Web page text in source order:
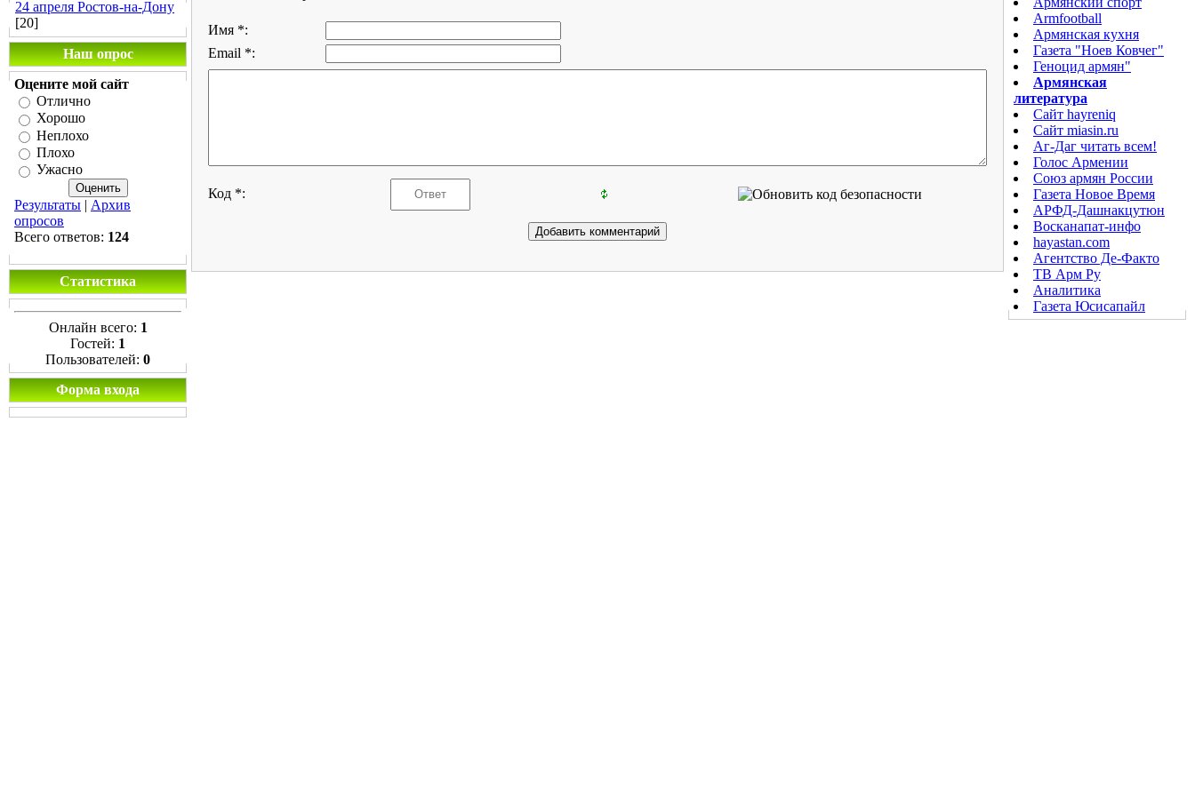
24 апреля Ростов-на-Дону
[20]
Наш опрос
Оцените мой сайт
Отлично
Хорошо
Неплохо
Плохо
Ужасно
Результаты | Архив
опросов
Всего ответов: 124
Статистика
Онлайн всего: 1
Гостей: 1
Пользователей: 0
Форма входа
Имя *:
Email *:
Код *:
Armfootball
Армянская кухня
Газета "Ноев Ковчег"
Геноцид армян"
Армянская
литература
Сайт hayreniq
Сайт miasin.ru
Аг-Даг читать всем!
Голос Армении
Союз армян России
Газета Новое Время
АРФД-Дашнакцутюн
Восканапат-инфо
hayastan.com
Агентство Де-Факто
ТВ Арм Ру
Аналитика
Газета Юсисапайл